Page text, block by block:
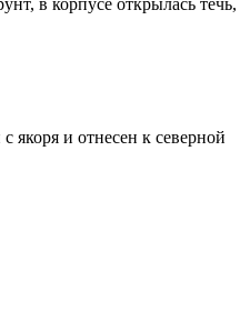
якоря и отнесен к северной